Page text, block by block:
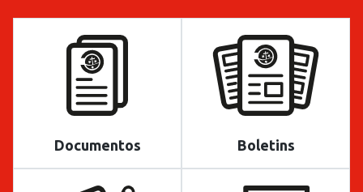
Documentos Boletins